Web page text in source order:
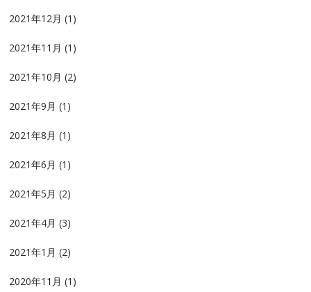
2021年12月 (1)
2021年11月 (1)
2021年10月 (2)
2021年9月 (1)
2021年8月 (1)
2021年6月 (1)
2021年5月 (2)
2021年4月 (3)
2021年1月 (2)
2020年11月 (1)